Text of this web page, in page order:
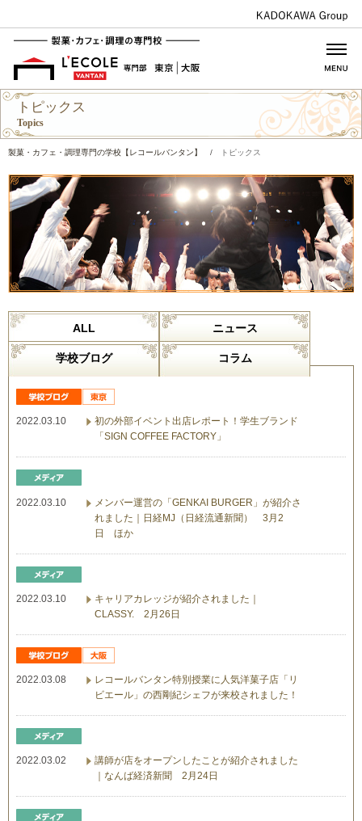
トピックス
Topics
製菓・カフェ・調理専門の学校【レコールバンタン】 / トピックス
ALL ニュース
学校ブログ コラム
2022.03.10
初の外部イベント出店レポート！学生ブランド
「SIGN COFFEE FACTORY」
2022.03.10
メンバー運営の「GENKAI BURGER」が紹介さ
れました｜日経MJ（日経流通新聞） 3月2
日 ほか
2022.03.10
キャリアカレッジが紹介されました｜
CLASSY. 2月26日
2022.03.08
レコールバンタン特別授業に人気洋菓子店「リ
ビエール」の西剛紀シェフが来校されました！
2022.03.02
講師が店をオープンしたことが紹介されました
｜なんば経済新聞 2月24日